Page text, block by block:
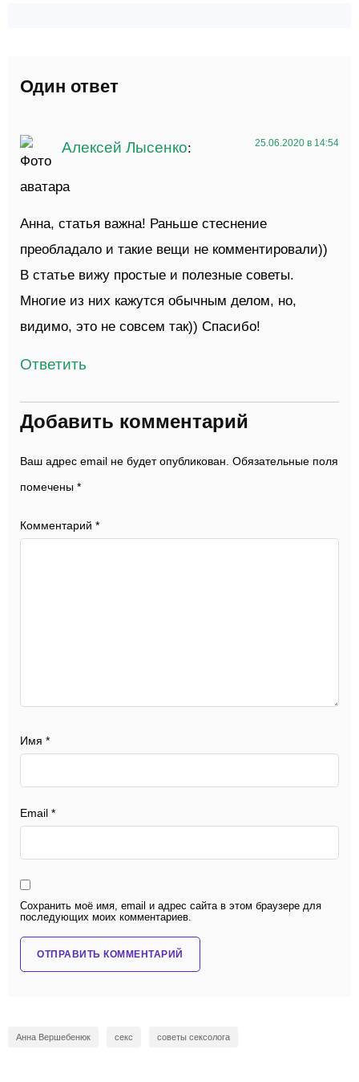
Один ответ
Алексей Лысенко: 25.06.2020 в 14:54
Анна, статья важна! Раньше стеснение
преобладало и такие вещи не комментировали))
В статье вижу простые и полезные советы.
Многие из них кажутся обычным делом, но,
видимо, это не совсем так)) Спасибо!
Ответить
Добавить комментарий
Ваш адрес email не будет опубликован. Обязательные поля
помечены *
Комментарий *
Имя *
Email *
Сохранить моё имя, email и адрес сайта в этом браузере для
последующих моих комментариев.
Анна Вершебенюк секс советы сексолога